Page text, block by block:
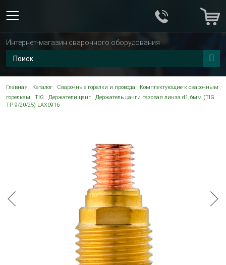
Интернет-магазин сварочного оборудования
Главная Каталог Сварочные горелки и провода
Комплектующие к сварочным
горелкам
TIG Держатели цанг
Держатель цанги газовая линза d1,6мм (TIG
TP 9/20/25) LAX0916